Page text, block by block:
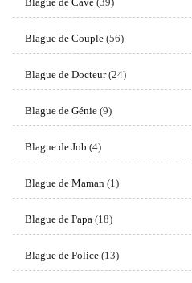
Blague de Couple(56)
Blague de Docteur(24)
Blague de Génie(9)
Blague de Job (4)
Blague de Maman(1)
Blague de Papa(18)
Blague de Police(13)